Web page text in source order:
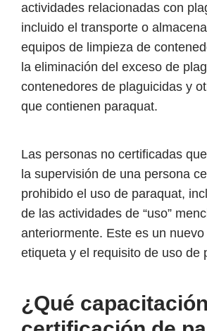
actividades relacionadas con
incluido el transporte o
equipos de limpieza de
la eliminación del exceso de
contenedores de plaguicidas y
que contienen paraquat.
Las personas no certificadas
la supervisión de una persona
prohibido el uso de paraquat,
de las actividades de “uso”
anteriormente. Este es un
etiqueta y el requisito de uso de
¿Qué